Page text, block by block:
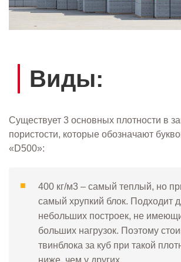
Виды:
Существует 3 основных плотности в
пористости, которые обозначают
«D500»:
400 кг/м3 – самый теплый, но
самый хрупкий блок. Подходит
небольших построек, не
больших нагрузок. Поэтому
твинблока за куб при такой
ниже, чем у других.